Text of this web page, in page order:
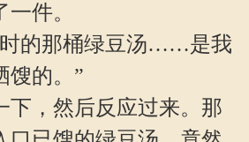
件。
的那桶绿豆汤……是我
馊的。”
，然后反应过来。那